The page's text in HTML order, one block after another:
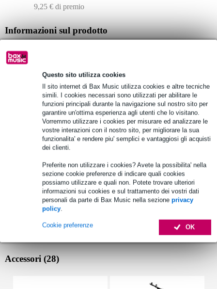
Questo sito utilizza cookies
Il sito internet di Bax Music utilizza cookies e altre tecniche
simili. I cookies necessari sono utilizzati per abilitare le
funzioni principali durante la navigazione sul nostro sito per
garantire un'ottima esperienza agli utenti che lo visitano.
Vorremmo utilizzare i cookies per misurare ed analizzare le
vostre interazioni con il nostro sito, per migliorare la sua
funzionalita' e rendere piu' semplici e vantaggiosi gli acquisti
dei clienti.
Preferite non utilizzare i cookies? Avete la possibilita' nella
sezione cookie preferenze di indicare quali cookies
possiamo utilizzare e quali non. Potete trovare ulteriori
informazioni sui cookies e sul trattamento dei vostri dati
personali da parte di Bax Music nella sezione privacy
policy.
OK
Cookie preferenze
9,25 € di premio
Informazioni sul prodotto
sui bassi
magnete in Neodimio; rapporto segnale/rumore alto
Specifiche complete
Vedi anche (4)
Accessori (28)